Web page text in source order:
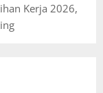
Kerja 2026,